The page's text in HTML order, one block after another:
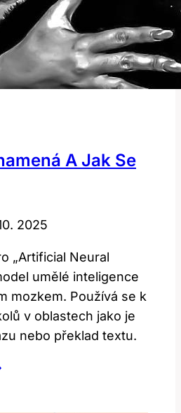
A Jak Se
2025
„Artificial Neural
umělé inteligence
mozkem. Používá se k
v oblastech jako je
nebo překlad textu.